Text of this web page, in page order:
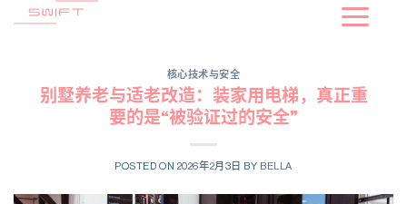
核心技术与安全
别墅养老与适老改造：装家用电梯，真正重
要的是“被验证过的安全”
POSTED ON 2026年2月3日 BY BELLA